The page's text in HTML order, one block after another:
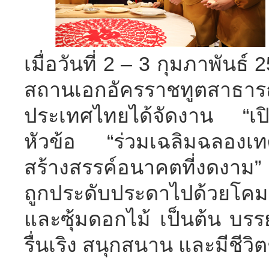
เมื่อวันที่ 2 – 3 กุมภาพันธ์
สถานเอกอัครราชทูตส
ประเทศไทยได้จัดงาน “
หัวข้อ “ร่วมเฉลิมฉลอง
สร้างสรรค์อนาคตที่งดงาม
ถูกประดับประดาไปด้วยโ
และซุ้มดอกไม้ เป็นต้น บรร
รื่นเริง สนุกสนาน และมีชีวิ